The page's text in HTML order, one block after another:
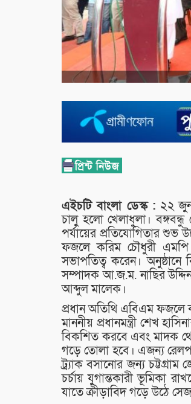
এইচটি বাংলা ডেস্ক : ২২ জুন
চালু হলো খেলাধুলা।
পর্যায়ের প্রতিযোগিতার শুভ
ফজলে করিম চৌধুরী এমপি।
সভাপতিত্ব করেন। অনুষ্ঠানে
সম্পাদক আ.জ.ম. নাছির
আব্দুল মালেক।
প্রধান অতিথি এবিএম ফজলে
মাননীয় প্রধানমন্ত্রী শেখ
বিকশিত করবে এবং মাদক
গড়ে তোলা হবে। এজন্য
ট্র‍্যাক বসানোর জন্য চট্টগ্রাম
চর্চায় যুগান্তকারী ভূমিকা
যাতে ক্রীড়াবিদ গড়ে উঠে